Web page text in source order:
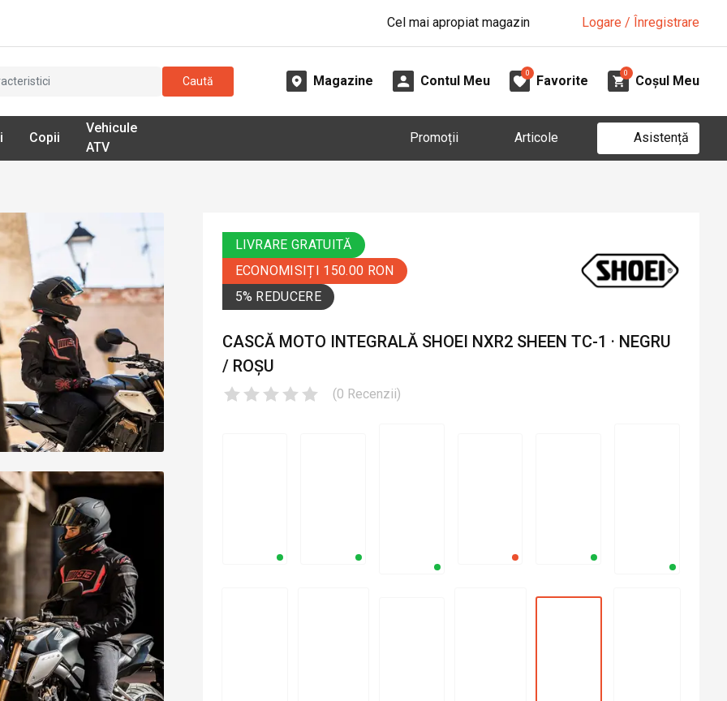
Cel mai apropiat magazin Logare / Înregistrare
Caută Magazine Contul Meu
0
Favorite
0
Coșul Meu
Copii
Vehicule
ATV
Promoții Articole Asistență
LIVRARE GRATUITĂ
ECONOMISIȚI 150.00 RON
5% REDUCERE
CASCĂ MOTO INTEGRALĂ SHOEI NXR2 SHEEN TC-1 · NEGRU
/ ROȘU
(0 Recenzii)